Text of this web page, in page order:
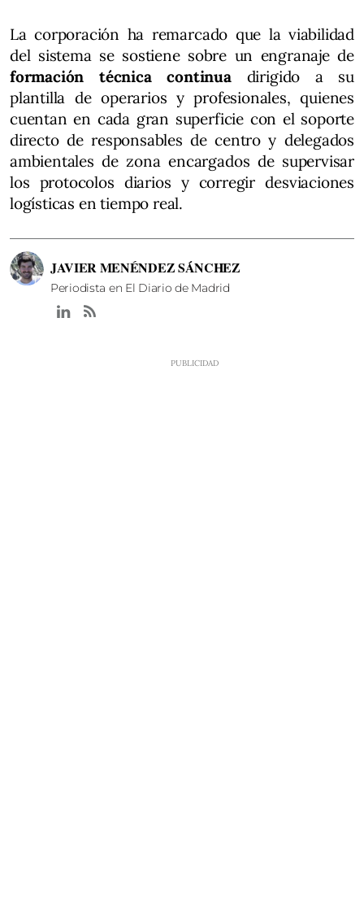
La corporación ha remarcado que la viabilidad
del sistema se sostiene sobre un engranaje de
formación técnica continua dirigido a su
plantilla de operarios y profesionales, quienes
cuentan en cada gran superficie con el soporte
directo de responsables de centro y delegados
ambientales de zona encargados de supervisar
los protocolos diarios y corregir desviaciones
logísticas en tiempo real.
JAVIER MENÉNDEZ SÁNCHEZ
Periodista en El Diario de Madrid